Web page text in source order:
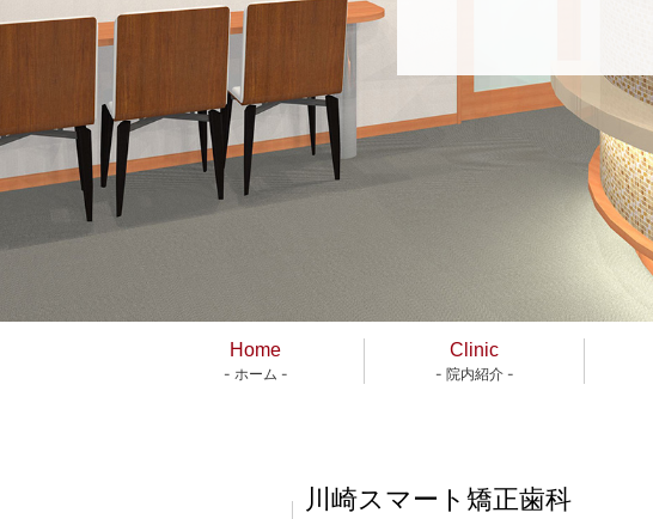
Home
- ホーム -
Clinic
- 院内紹介 -
川崎スマート矯正歯科